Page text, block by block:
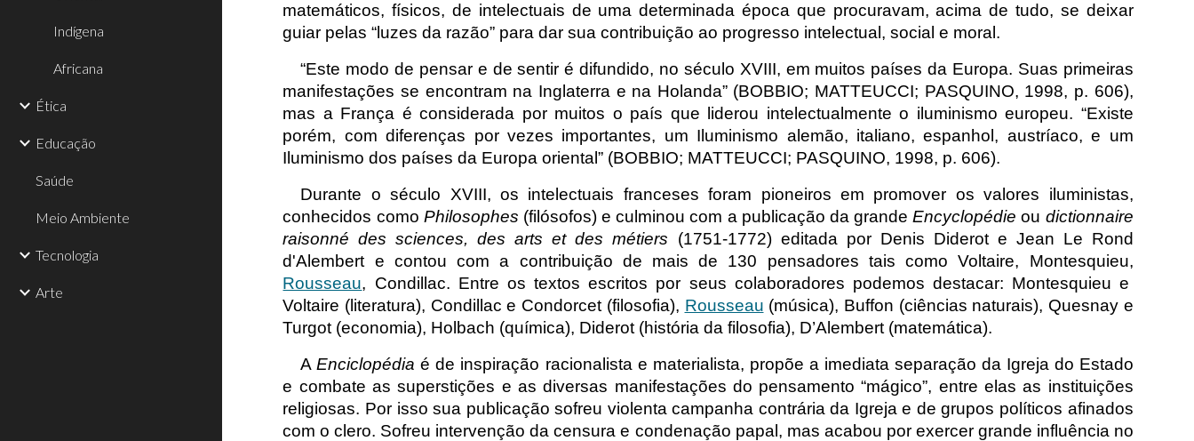
Indígena
Africana
Ética
Educação
Saúde
Meio Ambiente
Tecnologia
Arte
matemáticos, físicos, de intelectuais de uma determinada época que procuravam, acima de tudo, se deixar
guiar pelas “luzes da razão” para dar sua contribuição ao progresso intelectual, social e moral.
“Este modo de pensar e de sentir é difundido, no século XVIII, em muitos países da Europa. Suas primeiras
manifestações se encontram na Inglaterra e na Holanda” (BOBBIO; MATTEUCCI; PASQUINO, 1998, p. 606),
mas a França é considerada por muitos o país que liderou intelectualmente o iluminismo europeu. “Existe
porém, com diferenças por vezes importantes, um Iluminismo alemão, italiano, espanhol, austríaco, e um
Iluminismo dos países da Europa oriental” (BOBBIO; MATTEUCCI; PASQUINO, 1998, p. 606).
Durante o século XVIII, os intelectuais franceses foram pioneiros em promover os valores iluministas,
conhecidos como Philosophes (filósofos) e culminou com a publicação da grandeEncyclopédie ou dictionnaire
raisonné des sciences, des arts et des métiers (1751-1772) editada por Denis Diderot e Jean Le Rond
d'Alembert e contou com a contribuição de mais de 130 pensadores tais como Voltaire, Montesquieu,
Rousseau, Condillac. Entre os textos escritos por seus colaboradores podemos destacar: Montesquieu e
Voltaire (literatura), Condillac e Condorcet (filosofia), Rousseau (música), Buffon (ciências naturais), Quesnay e
Turgot (economia), Holbach (química), Diderot (história da filosofia), D’Alembert (matemática).
AEnciclopédia é de inspiração racionalista e materialista, propõe a imediata separação da Igreja do Estado
e combate as superstições e as diversas manifestações do pensamento “mágico”, entre elas as instituições
religiosas. Por isso sua publicação sofreu violenta campanha contrária da Igreja e de grupos políticos afinados
com o clero. Sofreu intervenção da censura e condenação papal, mas acabou por exercer grande influência no